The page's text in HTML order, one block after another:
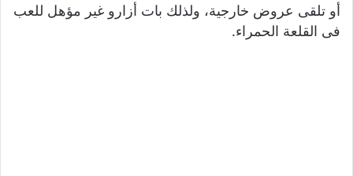
أو تلقى عروض خارجية، ولذلك بات أزارو غير مؤهل للعب
فى القلعة الحمراء.